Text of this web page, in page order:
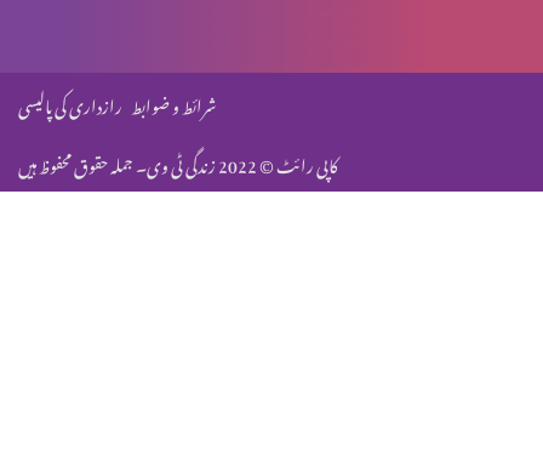
روزہ اور عورت کے شرعی مسایل (حصہ 2)
کاپی رائٹ © 2022 زندگی ٹی وی۔ جملہ حقوق محفوظ ہیں
شرائط و ضوابط رازداری کی پالیسی